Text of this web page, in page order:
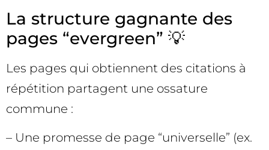
La structure gagnante des
pages “evergreen” 💡
Les pages qui obtiennent des citations à
répétition partagent une ossature
commune :
– Une promesse de page “universelle” (ex.